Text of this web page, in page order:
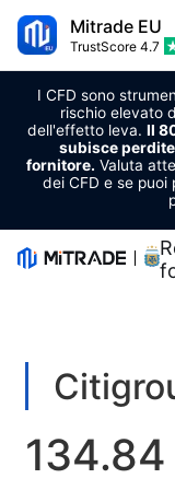
Mitrade EU
TrustScore 4.7
I CFD sono
rischio elevato
dell'effetto leva. Il
subisce
fornitore. Valuta
dei CFD e se
Forex
Materie prime
Criptovalute
Trading
Piattaforma di trading
Gestione del
Strumenti di mercato
Calendario economico
Formazione
134.84